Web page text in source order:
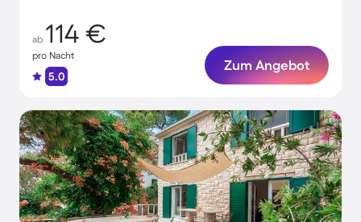
ab 114 €
pro Nacht
5.0
Zum Angebot